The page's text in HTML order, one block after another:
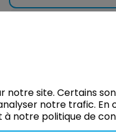
29 septembre
Classe à distance
notre site. Certains
notre trafic. En
notre politique de